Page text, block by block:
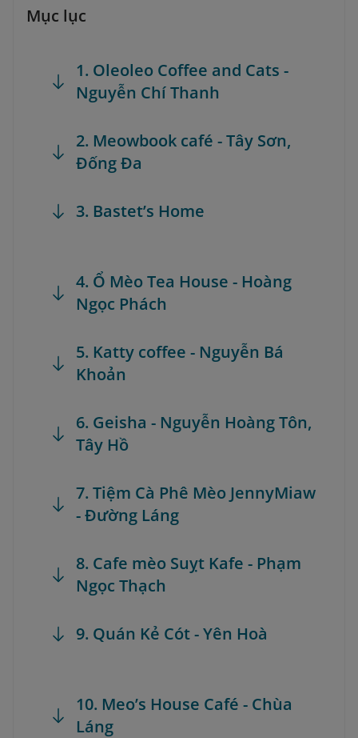
Mục lục
1. Oleoleo Coffee and Cats -
Nguyễn Chí Thanh
2. Meowbook café - Tây Sơn,
Đống Đa
3. Bastet’s Home
4. Ổ Mèo Tea House - Hoàng
Ngọc Phách
5. Katty coffee - Nguyễn Bá
Khoản
6. Geisha - Nguyễn Hoàng Tôn,
Tây Hồ
7. Tiệm Cà Phê Mèo JennyMiaw
- Đường Láng
8. Cafe mèo Suỵt Kafe - Phạm
Ngọc Thạch
9. Quán Kẻ Cót - Yên Hoà
10. Meo’s House Café - Chùa
Láng